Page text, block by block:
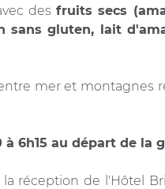
desfruits secs
sans gluten, lait
mer et montagnes
6h15 au départ de la
réception de l'Hôtel